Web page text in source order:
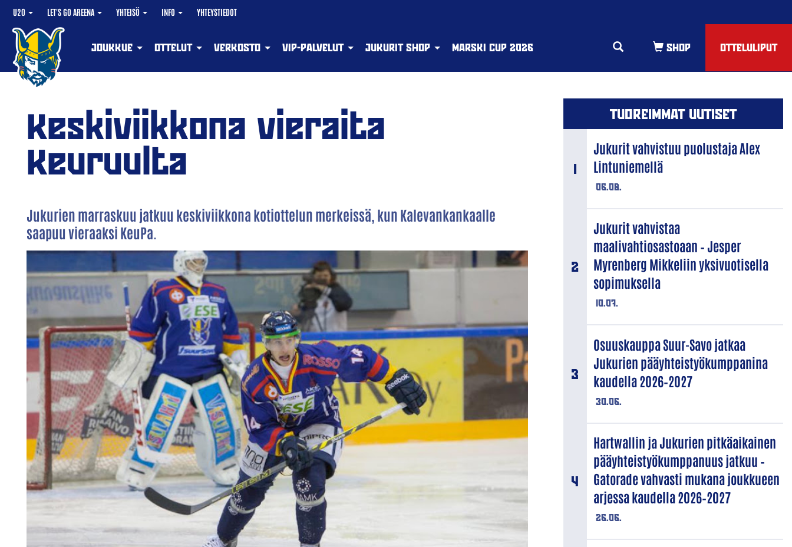
U20 LET'S GO AREENA YHTEISÖ INFO YHTEYSTIEDOT
OTTELULIPUT
JOUKKUE OTTELUT VERKOSTO VIP-PALVELUT JUKURIT SHOP MARSKI CUP 2026
Keskiviikkona vieraita
Keuruulta
Jukurien marraskuu jatkuu keskiviikkona kotiottelun merkeissä, kun Kalevankankaalle
saapuu vieraaksi KeuPa.
TUOREIMMAT UUTISET
06.08.
Jukurit vahvistuu puolustaja Alex
Lintuniemellä
10.07.
Jukurit vahvistaa
maalivahtiosastoaan – Jesper
Myrenberg Mikkeliin yksivuotisella
sopimuksella
30.06.
Osuuskauppa Suur-Savo jatkaa
Jukurien pääyhteistyökumppanina
kaudella 2026–2027
26.06.
Hartwallin ja Jukurien pitkäaikainen
pääyhteistyökumppanuus jatkuu –
Gatorade vahvasti mukana joukkueen
arjessa kaudella 2026–2027